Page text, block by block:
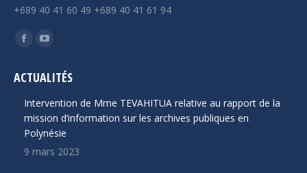
+689 40 41 60 49 +689 40 41 61 94
Trouvez nous sur :
La
Facebook
s'ouvre
dans
une
nouvelle
La
YouTube
s'ouvre
dans
une
nouvelle
ACTUALITÉS
Intervention de Mme TEVAHITUA relative au rapport de la
mission d’information sur les archives publiques en
Polynésie
9 mars 2023